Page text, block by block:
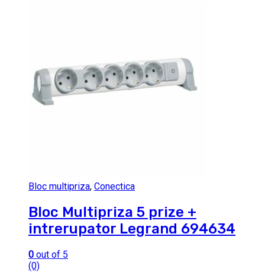
Bloc multipriza, Conectica
Bloc Multipriza 5 prize +
intrerupator Legrand 694634
0 out of 5
(0)